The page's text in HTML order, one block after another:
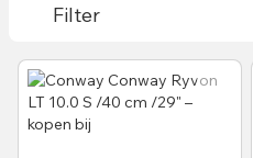
Filter